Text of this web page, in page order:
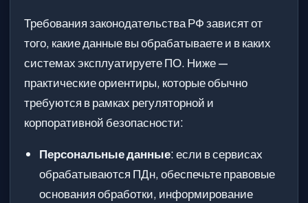
Требования законодательства РФ зависят от
того, какие данные вы обрабатываете и в каких
системах эксплуатируете ПО. Ниже —
практические ориентиры, которые обычно
требуются в рамках регуляторной и
корпоративной безопасности:
Персональные данные: если в сервисах
обрабатываются ПДн, обеспечьте правовые
основания обработки, информирование